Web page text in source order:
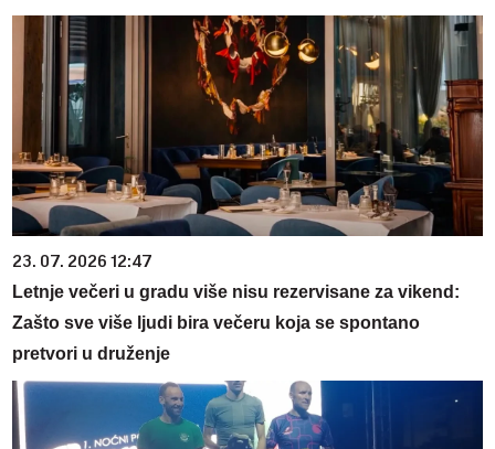
23. 07. 2026 12:47
Letnje večeri u gradu više nisu rezervisane za vikend:
Zašto sve više ljudi bira večeru koja se spontano
pretvori u druženje